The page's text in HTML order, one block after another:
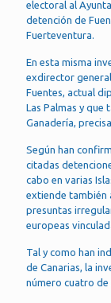
electoral al
detención de
Fuerteventura.
En esta misma
exdirector
Fuentes, actual
Las Palmas y que
Ganadería,
Según han
citadas
cabo en varias
extiende también
presuntas
europeas
Tal y como han
de Canarias, la
número cuatro de